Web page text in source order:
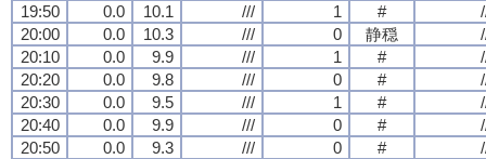
19:50
0.0 10.1 /// 1 #
20:00
0.0 10.3 /// 0 静穏
20:10
0.0 9.9 /// 1 #
20:20
0.0 9.8 /// 0 #
20:30
0.0 9.5 /// 1 #
20:40
0.0 9.9 /// 0 #
20:50
0.0 9.3 /// 0 #